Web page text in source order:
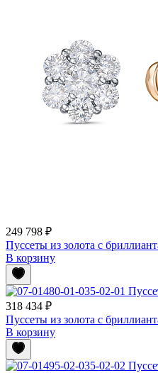
249 798 ₽
Пуссеты из золота с
В корзину
318 434 ₽
Пуссеты из золота с
В корзину